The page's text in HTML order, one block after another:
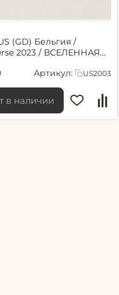
(GD) Бельгия /
2023 / ВСЕЛЕННАЯ
Артикул: US2003
в наличии